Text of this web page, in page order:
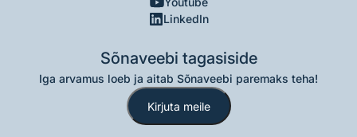
LinkedIn
Sõnaveebi tagasiside
Iga arvamus loeb ja aitab Sõnaveebi paremaks teha!
Kirjuta meile